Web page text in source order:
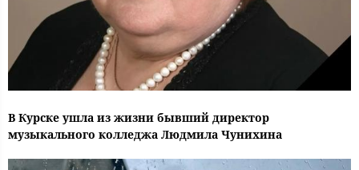
В Курске ушла из жизни бывший директор
музыкального колледжа Людмила Чунихина